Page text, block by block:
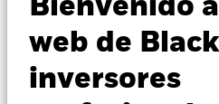
Bienvenido
web de
inversores
Perspectivas
Visión de mercado
Bond 1-
ETF